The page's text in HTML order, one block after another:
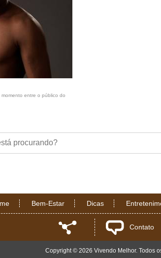
entre o público do
Bem-Estar Dicas
Contato
Copyright © 2026 Vivendo Melhor. Todos